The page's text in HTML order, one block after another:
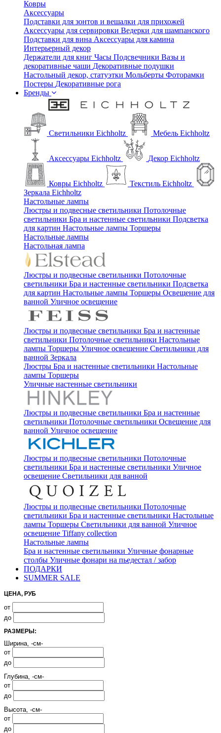
Ковры
Аксессуары
Подставки для зонтов и вешалки для прихожей
Аксессуары для сервировки Ведерки для шампанского
Подставки для вина Аксессуары для камина
Интерьерный декор
Держатели для книг Часы Подсвечники Вазы и
декоративные чаши Декоративные подушки
Настольный декор, статуэтки Мольберты Фоторамки
Постеры Декоративные рога
Бренды
Светильники Eichholtz Мебель Eichholtz
Аксессуары Eichholtz Декор Eichholtz
Ковры Eichholtz
Текстиль Eichholtz
Зеркала Eichholtz
Настольные лампы
Люстры и подвесные светильники Потолочные
светильники Бра и настенные светильники Подсветка
для картин Настольные лампы Торшеры
Настольные лампы
Настольная лампа
Люстры и подвесные светильники Потолочные
светильники Бра и настенные светильники Подсветка
для картин Настольные лампы Торшеры Освещение для
ванной Уличное освещение
Люстры и подвесные светильники Бра и настенные
светильники Потолочные светильники Настольные
лампы Торшеры Уличное освещение Светильники для
ванной Зеркала
Люстры Бра и настенные светильники Настольные
лампы Торшеры
Уличные настенные светильники
Люстры и подвесные светильники Бра и настенные
светильники Потолочные светильники Освещение для
ванной Уличное освещение
Люстры и подвесные светильники Потолочные
светильники Бра и настенные светильники Уличное
освещение Светильники для ванной
Люстры и подвесные светильники Потолочные
светильники Бра и настенные светильники Настольные
лампы Торшеры Светильники для ванной Уличное
освещение Tiffany collection
Настольные лампы
Бра и настенные светильники Уличные фонарные
столбы Уличные фонари на пьедестал / забор
ПОДАРКИ
SUMMER SALE
ЦЕНА, РУБ
от
до
РАЗМЕРЫ:
Ширина, -см-
от
до
Глубина, -см-
от
до
Высота, -см-
от
до